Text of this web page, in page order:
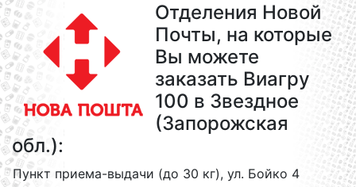
Отделения Новой
Почты, на которые
Вы можете
заказать Виагру
100 в Звездное
(Запорожская
обл.):
Пункт приема-выдачи (до 30 кг), ул. Бойко 4